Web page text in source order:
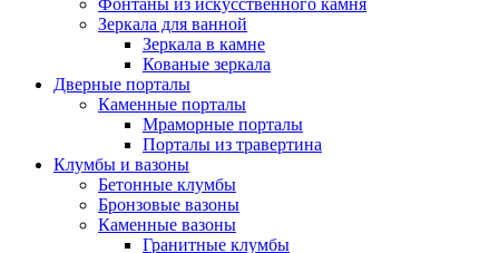
Фонтаны из искусственного камня
Зеркала для ванной
Зеркала в камне
Кованые зеркала
Дверные порталы
Каменные порталы
Мраморные порталы
Порталы из травертина
Клумбы и вазоны
Бетонные клумбы
Бронзовые вазоны
Каменные вазоны
Гранитные клумбы